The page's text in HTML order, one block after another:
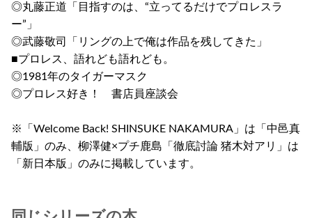
◎丸藤正道「目指すのは、“立ってるだけでプロレスラ
ー”」
◎武藤敬司「リングの上で俺は作品を残してきた」
■プロレス、語れども語れども。
◎1981年のタイガーマスク
◎プロレス好き！ 書店員座談会
※「Welcome Back! SHINSUKE NAKAMURA」は「中邑真
輔版」のみ、柳澤健×プチ鹿島「徹底討論 猪木対アリ」は
「新日本版」のみに掲載しています。